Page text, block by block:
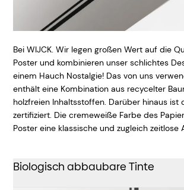
Bei WIJCK. Wir legen großen Wert auf die
Poster und kombinieren unser schlichtes
einem Hauch Nostalgie! Das von uns
enthält eine Kombination aus recycelter
holzfreien Inhaltsstoffen. Darüber hinaus ist
zertifiziert. Die cremeweiße Farbe des
Poster eine klassische und zugleich zeitlose
Biologisch abbaubare Tinte